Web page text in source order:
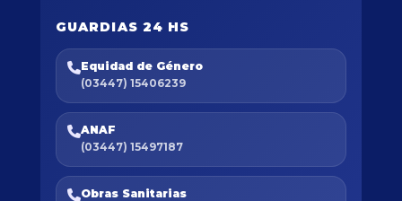
GUARDIAS 24 HS
Equidad de Género
(03447) 15406239
ANAF
(03447) 15497187
Obras Sanitarias